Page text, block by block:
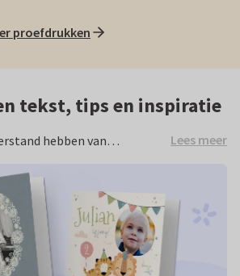
proefdrukken
tekst, tips en inspiratie
hebben van
hebben? Hier
tips, teksten en andere
en feestjes. Toffe
lekkere recepten en leuke
in de aanslag, en… go!
Lees meer